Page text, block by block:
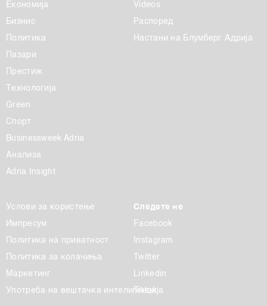
Економија
Бизнис
Политика
Пазари
Престиж
Технологија
Green
Спорт
Businessweek Adria
Анализа
Adria Insight
Videos
Распоред
Настани на Блумберг Адрија
Услови за користење
Импресум
Политика на приватност
Политика за колачиња
Маркетинг
Употреба на вештачка интелигенција
Следете не
Facebook
Instagram
Twitter
Linkedin
Tiktok